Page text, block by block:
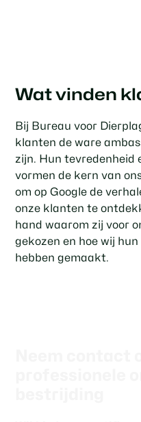
Wat vinden
Bij Bureau voor
klanten de ware
zijn. Hun tevredenheid
vormen de kern van
om op Google de
onze klanten te
hand waarom zij voor
gekozen en hoe wij
hebben gemaakt.